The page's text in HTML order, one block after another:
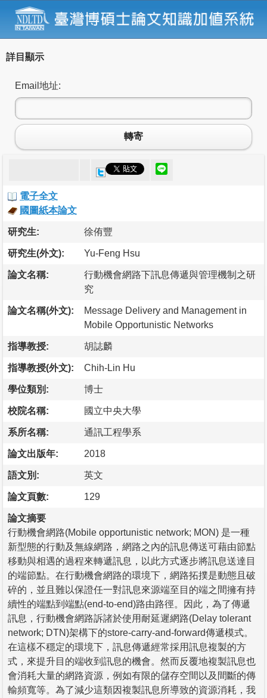
詳目顯示
Email地址:
轉寄
電子全文
國圖紙本論文
研究生: 徐侑豐
研究生(外文): Yu-Feng Hsu
論文名稱:
行動機會網路下訊息傳遞與管理機制之研
究
論文名稱(外文):
Message Delivery and Management in
Mobile Opportunistic Networks
指導教授: 胡誌麟
指導教授(外文): Chih-Lin Hu
學位類別: 博士
校院名稱: 國立中央大學
系所名稱: 通訊工程學系
論文出版年: 2018
語文別: 英文
論文頁數: 129
論文摘要
行動機會網路(Mobile opportunistic network; MON) 是一種
新型態的行動及無線網路，網路之內的訊息傳送可藉由節點
移動與相遇的過程來轉遞訊息，以此方式逐步將訊息送達目
的端節點。在行動機會網路的環境下，網路拓撲是動態且破
碎的，並且難以保證任一對訊息來源端至目的端之間擁有持
續性的端點到端點(end-to-end)路由路徑。因此，為了傳遞
訊息，行動機會網路訴諸於使用耐延遲網路(Delay tolerant
network; DTN)架構下的store-carry-and-forward傳遞模式。
在這樣不穩定的環境下，訊息傳遞經常採用訊息複製的方
式，來提升目的端收到訊息的機會。然而反覆地複製訊息也
會消耗大量的網路資源，例如有限的儲存空間以及間斷的傳
輸頻寬等。為了減少這類因複製訊息所導致的資源消耗，我